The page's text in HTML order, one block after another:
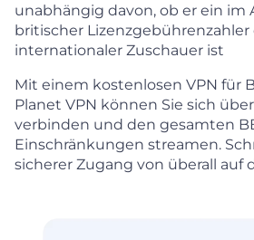
unabhängig davon, ob er ein im
britischer Lizenzgebührenzahler
internationaler Zuschauer ist
Mit einem kostenlosen VPN für
Planet VPN können Sie sich
verbinden und den gesamten
Einschränkungen streamen.
sicherer Zugang von überall auf